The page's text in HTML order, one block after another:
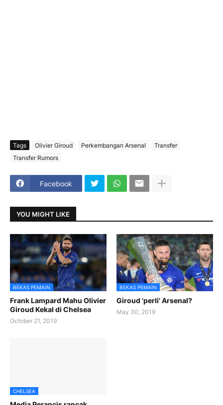
Tags Olivier Giroud Perkembangan Arsenal
Transfer
Transfer Rumors
Facebook
YOU MIGHT LIKE
BEKAS PEMAIN
Frank Lampard Mahu Olivier
Giroud Kekal di Chelsea
October 21, 2019
BEKAS PEMAIN
Giroud 'perli' Arsenal?
May 30, 2019
CHELSEA